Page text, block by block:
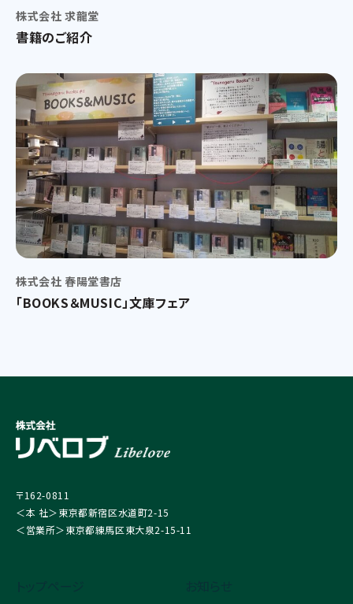
株式会社 求龍堂
書籍のご紹介
株式会社 春陽堂書店
「BOOKS＆MUSIC」文庫フェア
〒162-0811
＜本 社＞東京都新宿区水道町2-15
＜営業所＞東京都練馬区東大泉2-15-11